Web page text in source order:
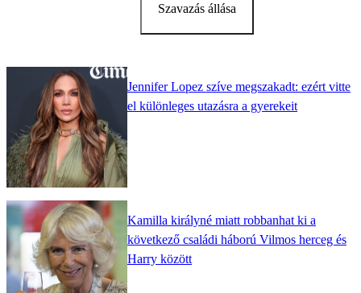
Szavazás állása
Jennifer Lopez szíve megszakadt: ezért vitte
el különleges utazásra a gyerekeit
Kamilla királyné miatt robbanhat ki a
következő családi háború Vilmos herceg és
Harry között